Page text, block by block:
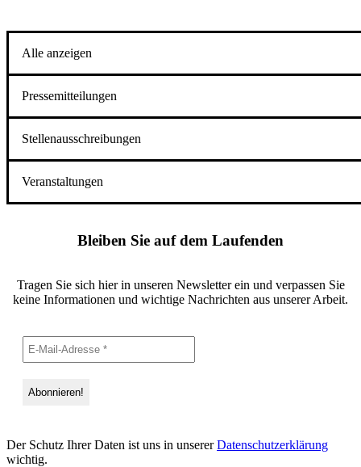
Alle anzeigen
Pressemitteilungen
Stellenausschreibungen
Veranstaltungen
Bleiben Sie auf dem Laufenden
Tragen Sie sich hier in unseren Newsletter ein und verpassen Sie
keine Informationen und wichtige Nachrichten aus unserer Arbeit.
Der Schutz Ihrer Daten ist uns in unsererDatenschutzerklärung
wichtig.